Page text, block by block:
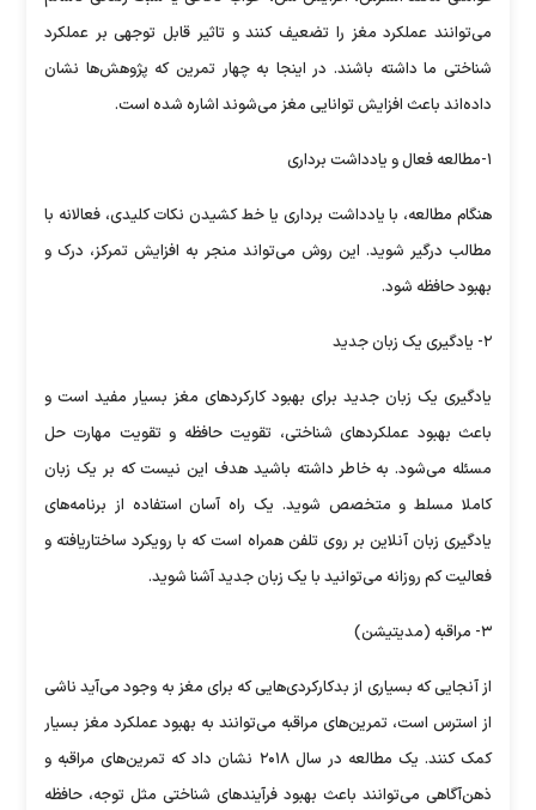
می‌توانند عملکرد مغز را تضعیف کنند و تاثیر قابل توجهی بر عملکرد
شناختی ما داشته باشند. در اینجا به چهار تمرین که پژوهش‌ها نشان
داده‌اند باعث افزایش توانایی مغز می‌شوند اشاره شده است.
۱-مطالعه فعال و یادداشت برداری
هنگام مطالعه، با یادداشت برداری یا خط کشیدن نکات کلیدی، فعالانه با
مطالب درگیر شوید. این روش می‌تواند منجر به افزایش تمرکز، درک و
بهبود حافظه شود.
۲- یادگیری یک زبان جدید
یادگیری یک زبان جدید برای بهبود کارکرد‌های مغز بسیار مفید است و
باعث بهبود عملکرد‌های شناختی، تقویت حافظه و تقویت مهارت حل
مسئله می‌شود. به خاطر داشته باشید هدف این نیست که بر یک زبان
کاملا مسلط و متخصص شوید. یک راه آسان استفاده از برنامه‌های
یادگیری زبان آنلاین بر روی تلفن همراه است که با رویکرد ساختاریافته و
فعالیت کم روزانه می‌توانید با یک زبان جدید آشنا شوید.
۳- مراقبه (مدیتیشن)
از آنجایی که بسیاری از بدکارکردی‌هایی که برای مغز به وجود می‌آید ناشی
از استرس است، تمرین‌های مراقبه می‌توانند به بهبود عملکرد مغز بسیار
کمک کنند. یک مطالعه در سال ۲۰۱۸ نشان داد که تمرین‌های مراقبه و
ذهن‌آگاهی می‌توانند باعث بهبود فرآیند‌های شناختی مثل توجه، حافظه